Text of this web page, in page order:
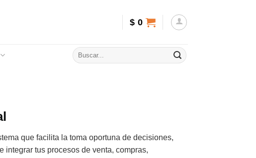
$ 0
que facilita la toma oportuna de decisiones,
integrar tus procesos de venta, compras,